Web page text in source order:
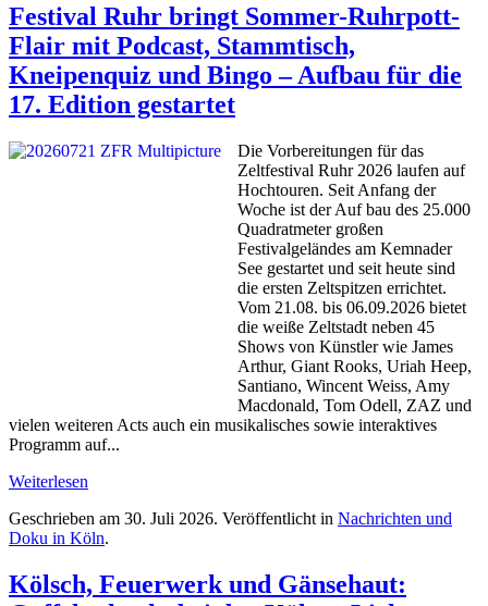
Festival Ruhr bringt Sommer-Ruhrpott-
Flair mit Podcast, Stammtisch,
Kneipenquiz und Bingo – Aufbau für die
17. Edition gestartet
Die Vorbereitungen für das
Zeltfestival Ruhr 2026 laufen auf
Hochtouren. Seit Anfang der
Woche ist der Auf bau des 25.000
Quadratmeter großen
Festivalgeländes am Kemnader
See gestartet und seit heute sind
die ersten Zeltspitzen errichtet.
Vom 21.08. bis 06.09.2026 bietet
die weiße Zeltstadt neben 45
Shows von Künstler wie James
Arthur, Giant Rooks, Uriah Heep,
Santiano, Wincent Weiss, Amy
Macdonald, Tom Odell, ZAZ und
vielen weiteren Acts auch ein musikalisches sowie interaktives
Programm auf...
Weiterlesen
Geschrieben am 30. Juli 2026. Veröffentlicht in Nachrichten und
Doku in Köln.
Kölsch, Feuerwerk und Gänsehaut: